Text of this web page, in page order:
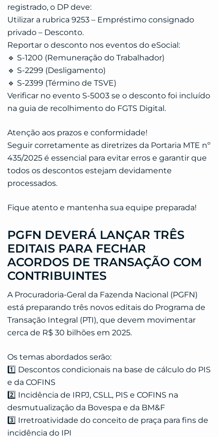
registrado, o DP deve:
Utilizar a rubrica 9253 – Empréstimo consignado
privado – Desconto.
Reportar o desconto nos eventos do eSocial:
🔹 S-1200 (Remuneração do Trabalhador)
🔹 S-2299 (Desligamento)
🔹 S-2399 (Término de TSVE)
Verificar no evento S-5003 se o desconto foi incluído
na guia de recolhimento do FGTS Digital.
Atenção aos prazos e conformidade!
Seguir corretamente as diretrizes da Portaria MTE nº
435/2025 é essencial para evitar erros e garantir que
todos os descontos estejam devidamente
processados.
Fique atento e mantenha sua equipe preparada!
PGFN DEVERÁ LANÇAR TRÊS
EDITAIS PARA FECHAR
ACORDOS DE TRANSAÇÃO COM
CONTRIBUINTES
A Procuradoria-Geral da Fazenda Nacional (PGFN)
está preparando três novos editais do Programa de
Transação Integral (PTI), que devem movimentar
cerca de R$ 30 bilhões em 2025.
Os temas abordados serão:
1️⃣ Descontos condicionais na base de cálculo do PIS
e da COFINS
2️⃣ Incidência de IRPJ, CSLL, PIS e COFINS na
desmutualização da Bovespa e da BM&F
3️⃣ Irretroatividade do conceito de praça para fins de
incidência do IPI